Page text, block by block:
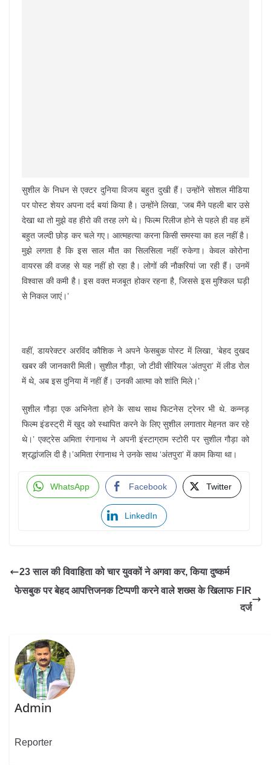
सुशील के निधन से एक्टर दुनिया विजय बहुत दुखी हैं। उन्होंने सोशल मीडिया
पर पोस्ट शेयर अपना दर्द बयां किया है। उन्होंने लिखा, ‘जब मैंने पहली बार उसे
देखा था तो मुझे वह हीरो की तरह लगे थे। फिल्म रिलीज होने से पहले ही वह हमें
बहुत जल्दी छोड़ कर चले गए। आत्महत्या करना किसी समस्या का हल नहीं है।
मुझे लगता है कि इस साल मौत का सिलसिला नहीं रुकेगा। केवल कोरोना
वायरस की वजह से यह नहीं हो रहा है। लोगों की नौकरियां जा रही हैं। उनमें
विश्वास की कमी है। इस वक्त मजबूत होकर रहना है, जिससे इस मुश्किल घड़ी
से निकल जाएं।’
वहीं, डायरेक्टर अरविंद कौशिक ने अपने फेसबुक पोस्ट में लिखा, ‘बेहद दुखद
खबर की जानकारी मिली। सुशील गौड़ा, जो टीवी सीरियल ‘अंतपुरा’ में लीड रोल
में थे, अब इस दुनिया में नहीं हैं। उनकी आत्मा को शांति मिले।’
सुशील गौड़ा एक अभिनेता होने के साथ साथ फिटनेस ट्रेनर भी थे. कन्नड़
फिल्म इंडस्ट्री में खुद को स्थापित करने के लिए सुशील लगातार मेहनत कर रहे
थे।’ एक्ट्रेस अमिता रंगानाथ ने अपनी इंस्टाग्राम स्टोरी पर सुशील गौड़ा को
श्रद्धांजलि दी है।’अमिता रंगानाथ ने उनके साथ ‘अंतपुरा’ में काम किया था।
WhatsApp Facebook Twitter
LinkedIn
23 साल की विवाहिता को चार युवकों ने अगवा कर, किया दुष्कर्म
फेसबुक पर बेहद आपत्तिजनक टिप्पणी करने वाले शख्स के खिलाफ FIR
दर्ज
Admin
Reporter